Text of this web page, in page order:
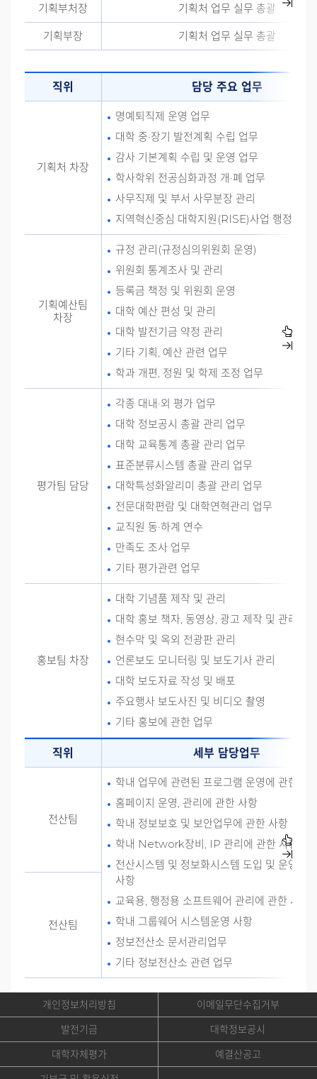
기획부처장 기획처 업무 실무 총괄
기획부장 기획처 업무 실무 총괄
직위 담당 주요 업무
기획처 차장
명예퇴직제 운영 업무
대학 중·장기 발전계획 수립 업무
감사 기본계획 수립 및 운영 업무
학사학위 전공심화과정 개·폐 업무
사무직제 및 부서 사무분장 관리
지역혁신중심 대학지원(RISE)사업 행정관리
기획예산팀
차장
규정 관리(규정심의위원회 운영)
위원회 통계조사 및 관리
등록금 책정 및 위원회 운영
대학 예산 편성 및 관리
대학 발전기금 약정 관리
기타 기획, 예산 관련 업무
학과 개편, 정원 및 학제 조정 업무
평가팀 담당
각종 대내·외 평가 업무
대학 정보공시 총괄 관리 업무
대학 교육통계 총괄 관리 업무
표준분류시스템 총괄 관리 업무
대학특성화알리미 총괄 관리 업무
전문대학편람 및 대학연혁관리 업무
교직원 동·하계 연수
만족도 조사 업무
기타 평가관련 업무
홍보팀 차장
대학 기념품 제작 및 관리
대학 홍보 책자, 동영상, 광고 제작 및 관리
현수막 및 옥외 전광판 관리
언론보도 모니터링 및 보도기사 관리
대학 보도자료 작성 및 배포
주요행사 보도사진 및 비디오 촬영
기타 홍보에 관한 업무
직위 세부 담당업무
전산팀
학내 업무에 관련된 프로그램 운영에 관한 사
홈페이지 운영, 관리에 관한 사항
학내 정보보호 및 보안업무에 관한 사항
학내 Network장비, IP 관리에 관한 사항
전산시스템 및 정보화시스템 도입 및 운영에
사항
교육용, 행정용 소프트웨어 관리에 관한 사항
학내 그룹웨어 시스템운영 사항
정보전산소 문서관리업무
기타 정보전산소 관련 업무
전산팀
개인정보처리방침
이메일무단수집거부
발전기금
대학정보공시
대학자체평가
예결산공고